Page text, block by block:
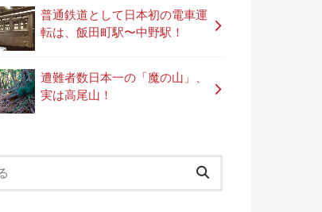
普通鉄道として日本初の電車運
転は、飯田町駅〜中野駅！
遭難者数日本一の「魔の山」、
実は高尾山！